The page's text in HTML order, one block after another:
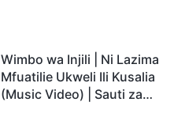
Wimbo wa Injili | Ni Lazima
Mfuatilie Ukweli Ili Kusalia
(Music Video) | Sauti za